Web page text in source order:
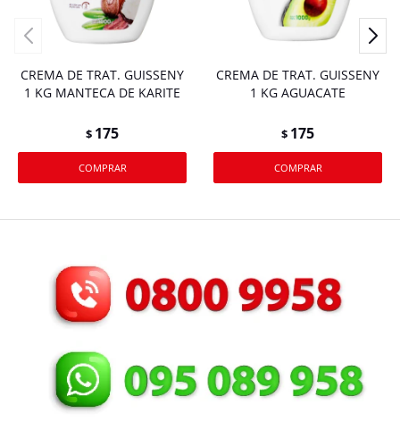
CREMA DE TRAT. GUISSENY
1 KG MANTECA DE KARITE
$ 175
CREMA DE TRAT. GUISSENY
1 KG AGUACATE
$ 175